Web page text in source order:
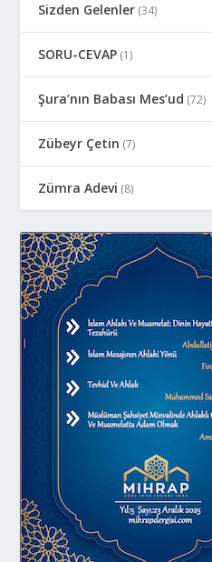
Sizden Gelenler (34)
SORU-CEVAP (1)
Şura’nın Babası Mes’ud (72)
Zübeyr Çetin (7)
Zümra Adevi (8)